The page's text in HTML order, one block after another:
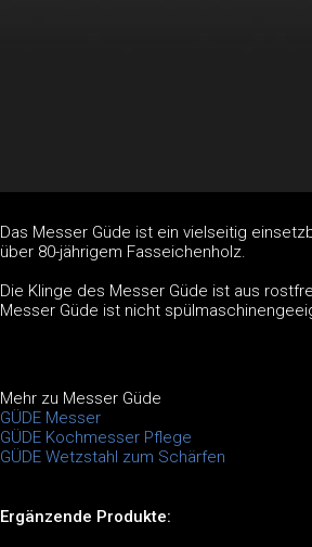
Das Messer Güde ist ein vielseitig
über 80-jährigem Fasseichenholz.
Die Klinge des Messer Güde ist aus
Messer Güde ist nicht
Mehr zu Messer Güde
GÜDE Messer
GÜDE Kochmesser Pflege
GÜDE Wetzstahl zum Schärfen
Ergänzende Produkte: